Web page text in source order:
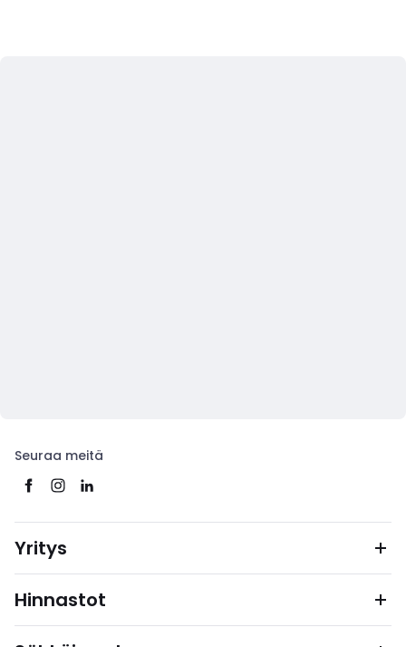
Seuraa meitä
Yritys
Hinnastot